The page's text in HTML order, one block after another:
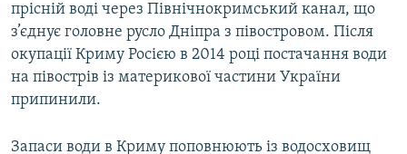
прісній воді через Північнокримський канал, що
з’єднує головне русло Дніпра з півостровом. Після
окупації Криму Росією в 2014 році постачання води
на півострів із материкової частини України
припинили.
Запаси води в Криму поповнюють із водосховищ